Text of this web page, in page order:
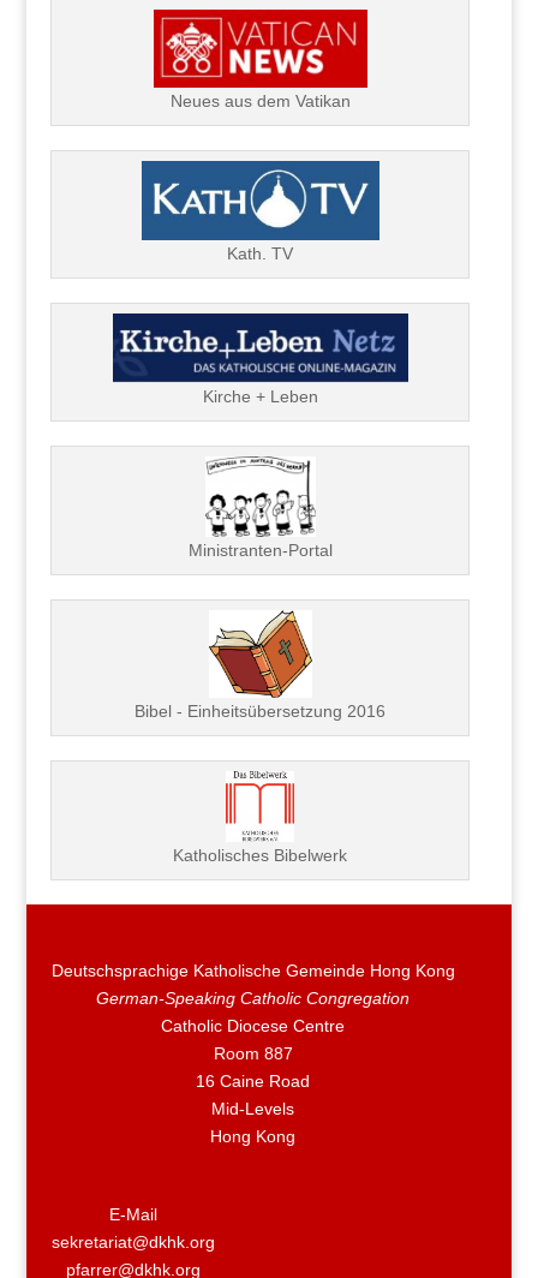
Neues aus dem Vatikan
Kath. TV
Kirche + Leben
Ministranten-Portal
Bibel - Einheitsübersetzung 2016
Katholisches Bibelwerk
Deutschsprachige Katholische Gemeinde Hong Kong
German-Speaking Catholic Congregation
Catholic Diocese Centre
Room 887
16 Caine Road
Mid-Levels
Hong Kong
E-Mail
sekretariat@dkhk.org
pfarrer@dkhk.org